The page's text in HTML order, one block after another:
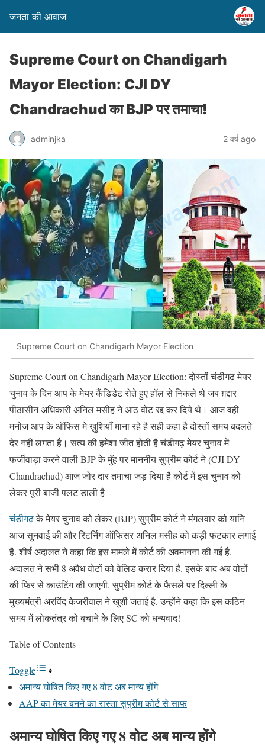
जनता की आवाज
Supreme Court on Chandigarh
Mayor Election: CJI DY
Chandrachud का BJP पर तमाचा!
adminjka 2 वर्ष ago
Supreme Court on Chandigarh Mayor Election
Supreme Court on Chandigarh Mayor Election: दोस्तों चंडीगढ़ मेयर
चुनाव के दिन आप के मेयर कैंडिडेट रोते हुए हॉल से निकले थे जब ग़द्दार
पीठासीन अधिकारी अनिल मसीह ने आठ वोट रद्द कर दिये थे। आज वही
मनोज आप के ऑफिस मे ख़ुशियाँ माना रहे है सही कहा है दोस्तों समय बदलते
देर नहीं लगता है। सत्य की हमेशा जीत होती है चंडीगढ़ मेयर चुनाव में
फर्जीवाड़ा करने वाली BJP के मुँह पर माननीय सुप्रीम कोर्ट ने (CJI DY
Chandrachud) आज जोर दार तमाचा जड़ दिया है कोर्ट में इस चुनाव को
लेकर पूरी बाजी पलट डाली है
चंडीगढ़के मेयर चुनाव को लेकर (BJP) सुप्रीम कोर्ट ने मंगलवार को यानि
आज सुनवाई की और रिटर्निंग ऑफिसर अनिल मसीह को कड़ी फटकार लगाई
है. शीर्ष अदालत ने कहा कि इस मामले में कोर्ट की अवमानना की गई है.
अदालत ने सभी 8 अवैध वोटों को वेल‍िड करार द‍िया है. इसके बाद अब वोटों
की फ‍िर से काउंट‍िंग की जाएगी. सुप्रीम कोर्ट के फैसले पर दिल्ली के
मुख्यमंत्री अरविंद केजरीवाल ने खुशी जताई है. उन्होंने कहा कि इस कठिन
समय में लोकतंत्र को बचाने के लिए SC को धन्यवाद!
Table of Contents
Toggle
अमान्य घोषित किए गए 8 वोट अब मान्य होंगे
AAP का मेयर बनने का रास्ता सुप्रीम कोर्ट से साफ
अमान्य घोषित किए गए 8 वोट अब मान्य होंगे